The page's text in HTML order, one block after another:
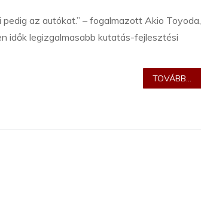
az autókat.” – fogalmazott Akio Toyoda,
idők legizgalmasabb kutatás-fejlesztési
TOVÁBB...